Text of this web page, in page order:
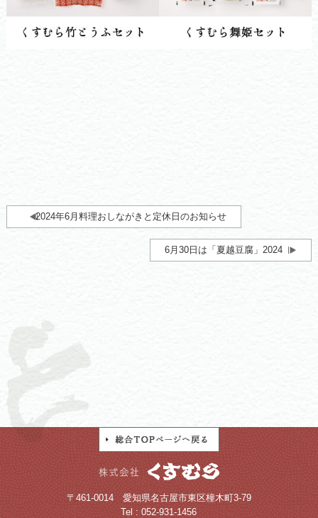
2024年6月料理おしながきと定休日のお知らせ
6月30日は「夏越豆腐」2024
〒461-0014 愛知県名古屋市東区橦木町3-79
Tel : 052-931-1456